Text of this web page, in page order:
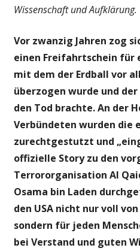
Wissenschaft und Aufklärung.
Vor zwanzig Jahren zog
einen Freifahrtschein für
mit dem der Erdball vor
überzogen wurde und
den Tod brachte. An der
Verbündeten wurden die
zurechtgestutzt und
offizielle Story zu den
Terrororganisation Al
Osama bin Laden
den USA nicht nur voll
sondern für jeden
bei Verstand und guten